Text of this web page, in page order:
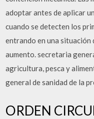
adoptar antes de aplicar
cuando se detecten los
entrando en una situación
aumento. secretaria
agricultura, pesca y
general de sanidad de la
ORDEN